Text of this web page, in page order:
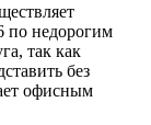
недорогим
так как
без
офисным